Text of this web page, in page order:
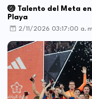
🏐 Talento del Meta
Playa
2/11/2026 03:17:00 a.